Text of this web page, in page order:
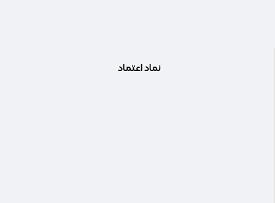
نماد اعتماد